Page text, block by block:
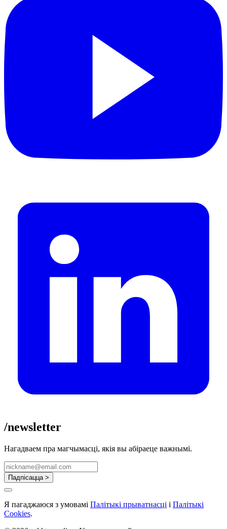
/newsletter
Нагадваем пра магчымасці, якія вы абіраеце важнымі.
Падпісацца >
Я пагаджаюся з умовамі Палітыкі прыватнасці і Палітыкі
Cookies.